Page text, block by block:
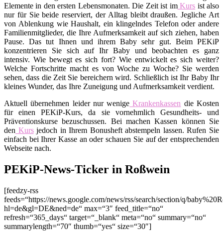
Elemente in den ersten Lebensmonaten. Die Zeit ist imKurs ist also
nur für Sie beide reserviert, der Alltag bleibt draußen. Jegliche Art
von Ablenkung wie Haushalt, ein klingelndes Telefon oder andere
Familienmitglieder, die Ihre Aufmerksamkeit auf sich ziehen, haben
Pause. Das tut Ihnen und ihrem Baby sehr gut. Beim PEKiP
konzentrieren Sie sich auf Ihr Baby und beobachten es ganz
intensiv. Wie bewegt es sich fort? Wie entwickelt es sich weiter?
Welche Fortschritte macht es von Woche zu Woche? Sie werden
sehen, dass die Zeit Sie bereichern wird. Schließlich ist Ihr Baby Ihr
kleines Wunder, das Ihre Zuneigung und Aufmerksamkeit verdient.
Aktuell übernehmen leider nur wenige Krankenkassen die Kosten
für einen PEKiP-Kurs, da sie vornehmlich Gesundheits- und
Präventionskurse bezuschussen. Bei machen Kassen können Sie
den Kursjedoch in Ihrem Bonusheft abstempeln lassen. Rufen Sie
einfach bei Ihrer Kasse an oder schauen Sie auf der entsprechenden
Webseite nach.
PEKiP-News-Ticker in Roßwein
[feedzy-rss
feeds=“https://news.google.com/news/rss/search/section/q/
hl=de&gl=DE&ned=de“ max=“3″ feed_title=“no“
refresh=“365_days“ target=“_blank“ meta=“no“ summary=“no“
summarylength=“70″ thumb=“yes“ size=“30″]